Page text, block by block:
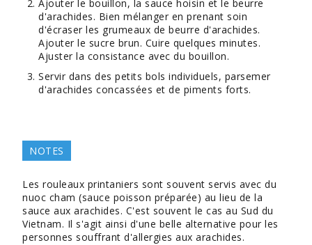
Ajouter le bouillon, la sauce hoisin et le beurre
d'arachides. Bien mélanger en prenant soin
d'écraser les grumeaux de beurre d'arachides.
Ajouter le sucre brun. Cuire quelques minutes.
Ajuster la consistance avec du bouillon.
Servir dans des petits bols individuels, parsemer
d'arachides concassées et de piments forts.
NOTES
Les rouleaux printaniers sont souvent servis avec du
nuoc cham (sauce poisson préparée) au lieu de la
sauce aux arachides. C'est souvent le cas au Sud du
Vietnam. Il s'agit ainsi d'une belle alternative pour les
personnes souffrant d'allergies aux arachides.